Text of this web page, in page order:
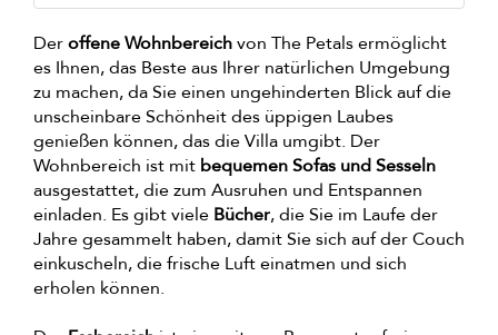
Deroffene Wohnbereichvon The Petals ermöglicht
es Ihnen, das Beste aus Ihrer natürlichen Umgebung
zu machen, da Sie einen ungehinderten Blick auf die
unscheinbare Schönheit des üppigen Laubes
genießen können, das die Villa umgibt. Der
Wohnbereich ist mit bequemen Sofas und Sesseln
ausgestattet, die zum Ausruhen und Entspannen
einladen. Es gibt viele Bücher, die Sie im Laufe der
Jahre gesammelt haben, damit Sie sich auf der Couch
einkuscheln, die frische Luft einatmen und sich
erholen können.